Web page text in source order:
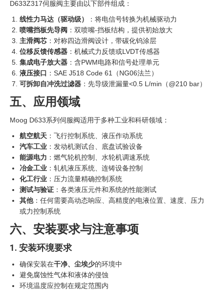
D633Z317伺服阀主要由以下部件组成：
线性力马达（驱动级）
‍：将电信号转换为机械驱动力
喷嘴挡板先导阀 ：双喷嘴-挡板结构，提供初始放大
主滑阀芯 ：对称四边滑阀设计，带碳化钨涂层
位移反馈传感器 ：机械式力反馈或LVDT传感器
集成电子放大器 ：含PWM电路和信号处理单元
液压接口 ：SAE J518 Code 61（NG06法兰）
可拆卸自冲洗过滤器 ：先导级泄漏量<0.5 L/min（@210 bar）
五、应用领域
Moog D633系列伺服阀适用于多种工业和科研领域：
航空航天 ：飞行控制系统、液压作动系统
汽车工业 ：发动机测试台、底盘试验设备
能源电力 ：燃气轮机控制、水轮机调速系统
冶金工业 ：轧机液压系统、连铸设备控制
化工行业 ：压力流量精确控制系统
测试与验证 ：各类液压元件和系统的性能测试
其他：任何需要高动态响应、高精度的电液位置、速度、压力
或力控制系统
六、安装要求与注意事项
1. 安装环境要求
确保安装在干净、尘埃少的环境中
避免腐蚀性气体和液体的侵蚀
环境温度应控制在规定范围内